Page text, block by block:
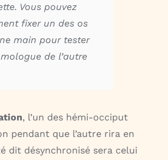
Vous pouvez
fixer un des os
main pour tester
de l’autre
, l’un des hémi-occiput
pendant que l’autre rira en
dit désynchronisé sera celui